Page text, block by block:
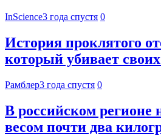
InScience3 года спустя 0
История проклятого
который убивает
Рамблер3 года спустя 0
В российском регионе
весом почти два